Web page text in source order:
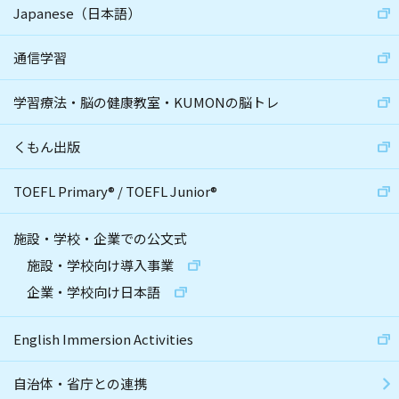
Japanese（日本語）
通信学習
学習療法・脳の健康教室・KUMONの脳トレ
くもん出版
TOEFL Primary® /TOEFL Junior®
施設・学校・企業での公文式
施設・学校向け導入事業
企業・学校向け日本語
English Immersion Activities
自治体・省庁との連携